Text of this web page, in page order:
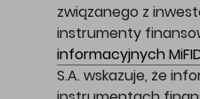
związanego z
instrumenty
informacyjnych
S.A. wskazuje, że